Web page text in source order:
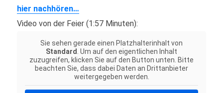
hier nachhören…
Video von der Feier (1:57 Minuten):
Sie sehen gerade einen Platzhalterinhalt von
Standard . Um auf den eigentlichen Inhalt
zuzugreifen, klicken Sie auf den Button unten. Bitte
beachten Sie, dass dabei Daten an Drittanbieter
weitergegeben werden.